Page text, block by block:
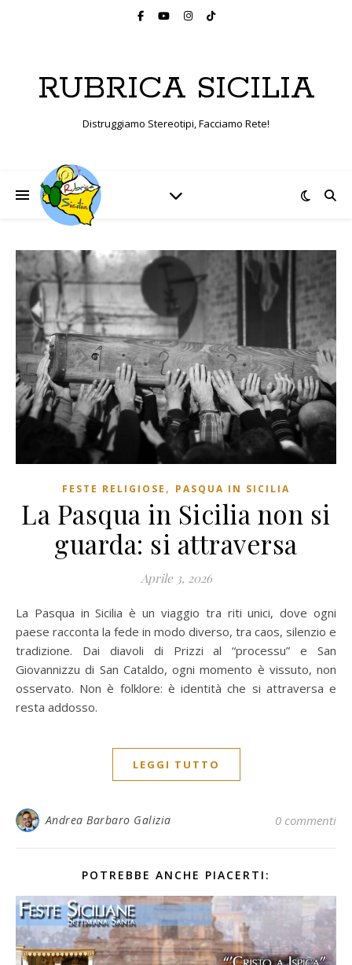
RUBRICA SICILIA
Distruggiamo Stereotipi, Facciamo Rete!
FESTE RELIGIOSE , PASQUA IN SICILIA
La Pasqua in Sicilia non si
guarda: si attraversa
Aprile 3, 2026
La Pasqua in Sicilia è un viaggio tra riti unici, dove ogni
paese racconta la fede in modo diverso, tra caos, silenzio e
tradizione. Dai diavoli di Prizzi al “processu” e San
Giovannizzu di San Cataldo, ogni momento è vissuto, non
osservato. Non è folklore: è identità che si attraversa e
resta addosso.
LEGGI TUTTO
Andrea Barbaro Galizia 0 commenti
POTREBBE ANCHE PIACERTI: